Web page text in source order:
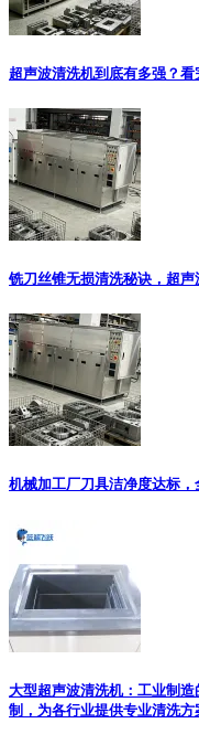
超声波清洗机到底有多强？
铣刀丝锥无损清洗秘诀，超
机械加工厂刀具洁净度达标
大型超声波清洗机：工业制
制，为各行业提供专业清洗方